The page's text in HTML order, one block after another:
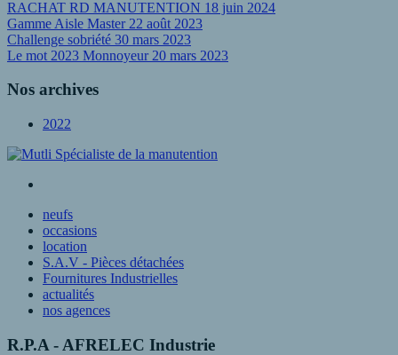
RACHAT RD MANUTENTION 18 juin 2024
Gamme Aisle Master 22 août 2023
Challenge sobriété 30 mars 2023
Le mot 2023 Monnoyeur 20 mars 2023
Nos archives
2022
neufs
occasions
location
S.A.V - Pièces détachées
Fournitures Industrielles
actualités
nos agences
R.P.A - AFRELEC Industrie